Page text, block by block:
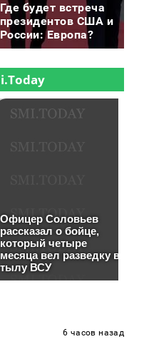
Где будет встреча
президентов США и
России: Европа?
6 часов назад